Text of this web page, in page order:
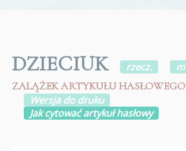
DZIECIUK rzecz.
m
ZALĄŻEK ARTYKUŁU HASŁOWEGO
Wersja do druku
Jak cytować artykuł hasłowy